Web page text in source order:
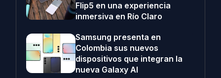
Flip5 en una experiencia
inmersiva en Río Claro
Samsung presenta en
Colombia sus nuevos
dispositivos que integran la
nueva Galaxy AI